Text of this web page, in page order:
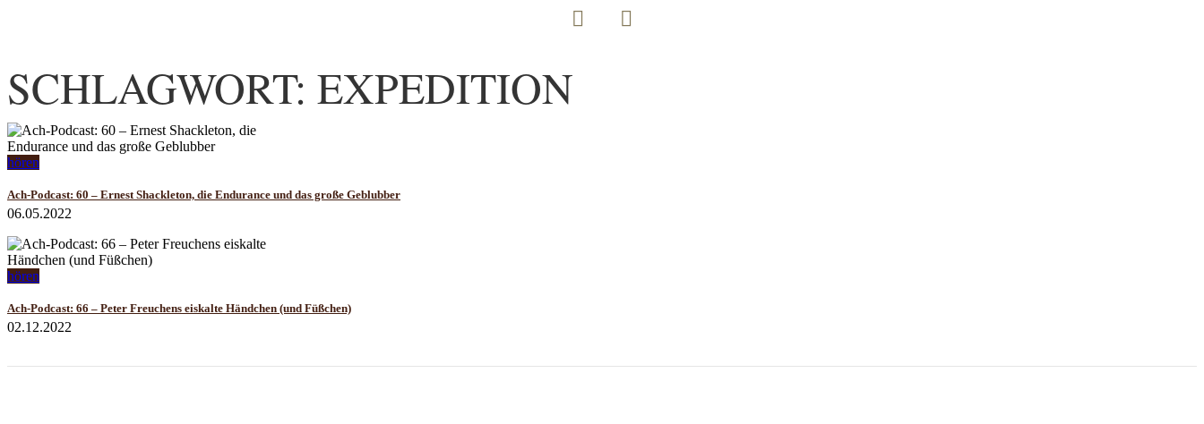
SCHLAGWORT: EXPEDITION
hören
Ach-Podcast: 60 – Ernest Shackleton, die Endurance und das große Geblubber
06.05.2022
hören
Ach-Podcast: 66 – Peter Freuchens eiskalte Händchen (und Füßchen)
02.12.2022